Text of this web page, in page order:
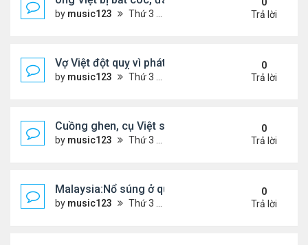
by music123 Thứ 3 Tháng 4 21, 2026 6:22 pm
Trả lời
Vợ Việt đột quỵ vì phát hiện chồng có bồ và con
by music123 Thứ 3 Tháng 4 21, 2026 6:17 pm
0
Trả lời
Cuồng ghen, cụ Việt sát hại vợ trẻ
by music123 Thứ 3 Tháng 4 21, 2026 6:10 pm
0
Trả lời
Malaysia:Nổ súng ở quán ăn ,một người phụ nữ
by music123 Thứ 3 Tháng 4 21, 2026 6:00 pm
0
Trả lời